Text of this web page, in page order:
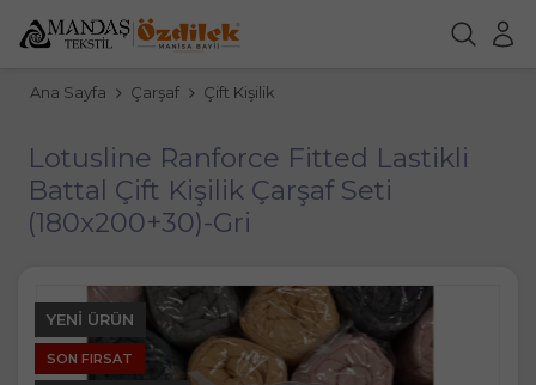
Ana Sayfa Çarşaf Çift Kişilik
Lotusline Ranforce Fitted Lastikli
Battal Çift Kişilik Çarşaf Seti
(180x200+30)-Gri
YENI ÜRÜN
SON FIRSAT